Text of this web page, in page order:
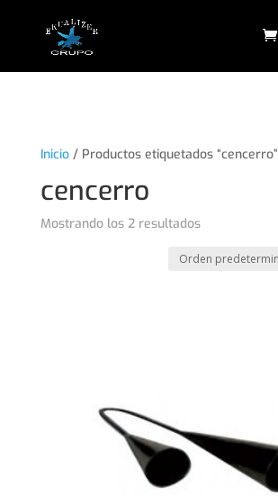
Inicio/ Productos etiquetados “cencerro”
cencerro
Mostrando los 2 resultados